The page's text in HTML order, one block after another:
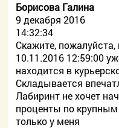
Борисова Галина
9 декабря 2016
14:32:34
Скажите, пожалуйста,
10.11.2016 12:59:00
находится в
Складывается
Лабиринт не хочет
проценты по крупным
только у меня